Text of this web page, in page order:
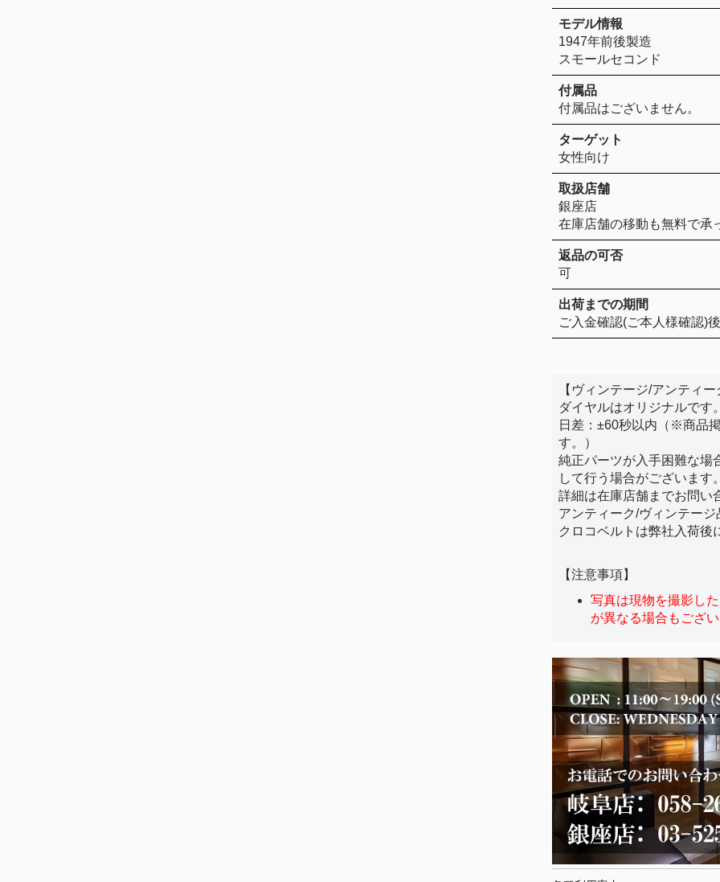
モデル情報
1947年前後製造
スモールセコンド
付属品
付属品はございません。
ターゲット
女性向け
取扱店舗
銀座店
在庫店舗の移動も無料で承
返品の可否
可
出荷までの期間
ご入金確認(ご本人様確認)
【ヴィンテージ/アンティー
ダイヤルはオリジナルです。
日差：±60秒以内（※商品
す。）
純正パーツが入手困難な場
して行う場合がございます。
詳細は在庫店舗までお問い
アンティーク/ヴィンテージ
クロコベルトは弊社入荷後
【注意事項】
写真は現物を撮影し
が異なる場合もござ